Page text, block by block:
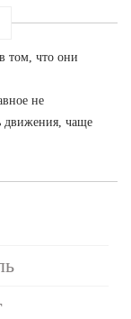
том, что они
не
движения, чаще